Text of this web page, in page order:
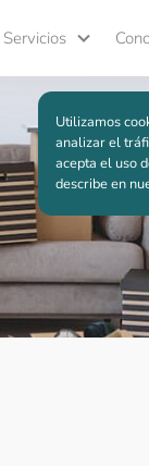
Servicios
Utilizamos
analizar el
acepta el uso
describe en